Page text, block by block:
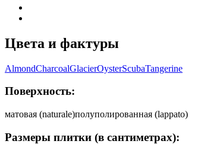
Цвета и фактуры
AlmondCharcoalGlacierOysterScubaTangerine
Поверхность:
матовая (naturale)полуполированная (lappato)
Размеры плитки (в сантиметрах):